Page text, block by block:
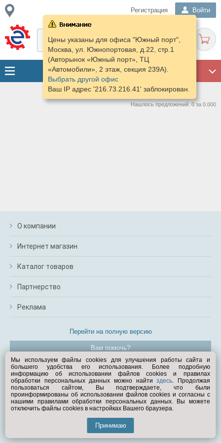
Регистрация Войти
Цены указаны для офиса "Южный порт",
Москва, ул. Южнопортовая, д.22, стр.1
(Авторынок «Южный порт», ТЦ
«Автомобили», 2 этаж, секция 239А).
Выбрать другой офис
Ваш IP адрес '216.73.216.41' заблокирован.
Нашлось предложений: 0 за 0.000
О компании
Интернет магазин
Каталог товаров
Партнерство
Реклама
Перейти на полную версию
Вам помочь?
© Exist.ru 1998—2026
Мы используем файлы cookies для улучшения работы сайта и
большего удобства его использования. Более подробную
информацию об использовании файлов cookies и правилах
обработки персональных данных можно найтиздесь. Продолжая
пользоваться сайтом, Вы подтверждаете, что были
проинформированы об использовании файлов cookies и согласны с
нашими правилами обработки персональных данных. Вы можете
отключить файлы cookies в настройках Вашего браузера.
Принимаю